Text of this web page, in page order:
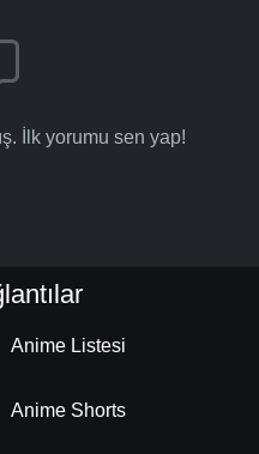
İlk yorumu sen yap!
Anime Listesi
Anime Shorts